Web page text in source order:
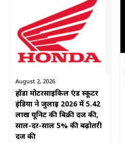
August 2, 2026
होंडा मोटरसाइकिल एंड स्कूटर
इंडिया ने जुलाई 2026 में 5.42
लाख यूनिट की बिक्री दर्ज की,
साल-दर-साल 5% की बढ़ोतरी
दर्ज की